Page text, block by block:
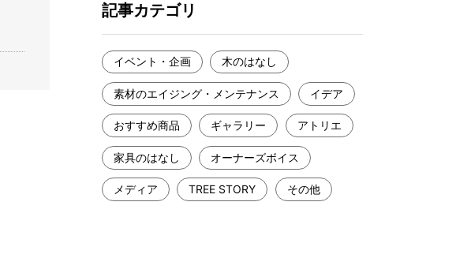
記事カテゴリ
イベント・企画 木のはなし
素材のエイジング・メンテナンス イデア
おすすめ商品 ギャラリー アトリエ
家具のはなし オーナーズボイス
メディア TREE STORY その他